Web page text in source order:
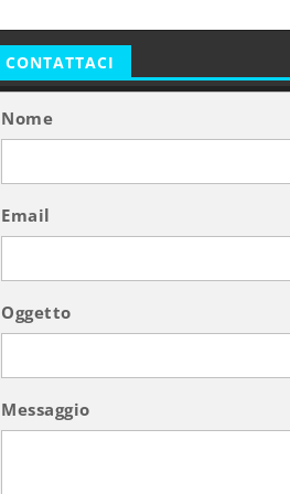
CONTATTACI
Nome
Email
Oggetto
Messaggio